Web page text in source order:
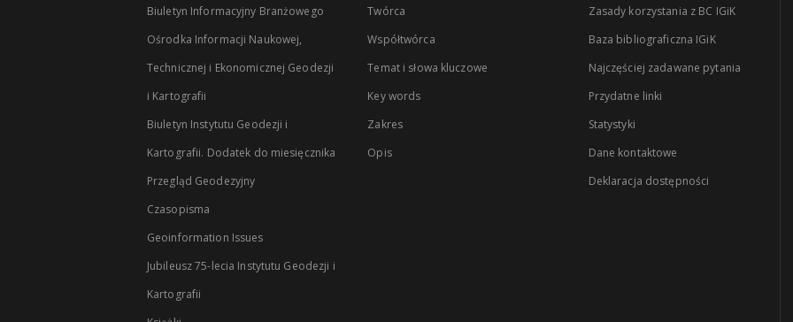
Biuletyn Informacyjny Branżowego
Ośrodka Informacji Naukowej,
Technicznej i Ekonomicznej Geodezji
i Kartografii
Biuletyn Instytutu Geodezji i
Kartografii. Dodatek do miesięcznika
Przegląd Geodezyjny
Czasopisma
Geoinformation Issues
Jubileusz 75-lecia Instytutu Geodezji i
Kartografii
Twórca
Współtwórca
Temat i słowa kluczowe
Key words
Zakres
Opis
Zasady korzystania z BC IGiK
Baza bibliograficzna IGiK
Najczęściej zadawane pytania
Przydatne linki
Statystyki
Dane kontaktowe
Deklaracja dostępności